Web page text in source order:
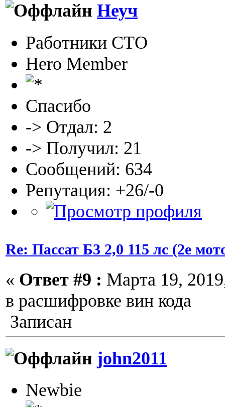
Неуч
Работники СТО
Hero Member
Спасибо
-> Отдал: 2
-> Получил: 21
Сообщений: 634
Репутация: +26/-0
Re: Пассат Б3 2,0 115 лс (2е
« Ответ #9 : Марта 19,
в расшифровке вин кода
Записан
john2011
Newbie